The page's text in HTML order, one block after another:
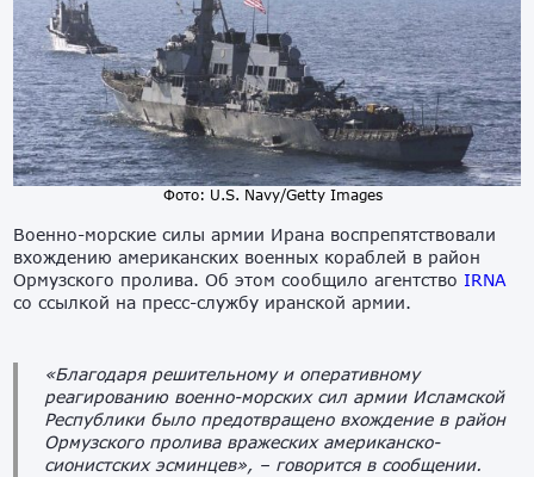
Фото: U.S. Navy/Getty Images
Военно-морские силы армии Ирана воспрепятствовали
вхождению американских военных кораблей в район
Ормузского пролива. Об этом сообщило агентство IRNA
со ссылкой на пресс-службу иранской армии.
«Благодаря решительному и оперативному
реагированию военно-морских сил армии Исламской
Республики было предотвращено вхождение в район
Ормузского пролива вражеских американско-
сионистских эсминцев», – говорится в сообщении.